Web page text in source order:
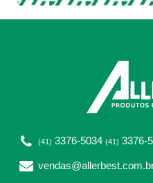
(41) 3376-5034 (41) 3376-